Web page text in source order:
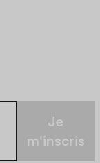
Je
m'inscris